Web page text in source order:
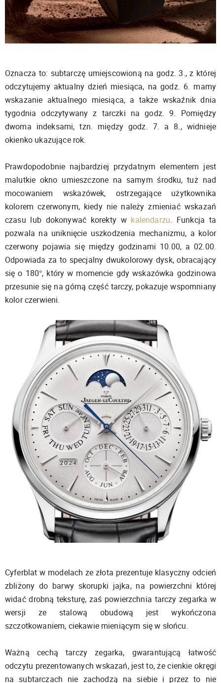
Oznacza to: subtarczę umiejscowioną na godz. 3., z której
odczytujemy aktualny dzień miesiąca, na godz. 6. mamy
wskazanie aktualnego miesiąca, a także wskaźnik dnia
tygodnia odczytywany z tarczki na godz. 9. Pomiędzy
dwoma indeksami, tzn. między godz. 7. a 8., widnieje
okienko ukazujące rok.
Prawdopodobnie najbardziej przydatnym elementem jest
malutkie okno umieszczone na samym środku, tuż nad
mocowaniem wskazówek, ostrzegające użytkownika
kolorem czerwonym, kiedy nie należy zmieniać wskazań
czasu lub dokonywać korekty w kalendarzu. Funkcja ta
pozwala na uniknięcie uszkodzenia mechanizmu, a kolor
czerwony pojawia się między godzinami 10.00, a 02.00.
Odpowiada za to specjalny dwukolorowy dysk, obracający
się o 180°, który w momencie gdy wskazówka godzinowa
przesunie się na górną część tarczy, pokazuje wspomniany
kolor czerwieni.
Cyferblat w modelach ze złota prezentuje klasyczny odcień
zbliżony do barwy skorupki jajka, na powierzchni której
widać drobną teksturę, zaś powierzchnia tarczy zegarka w
wersji ze stalową obudową jest wykończona
szczotkowaniem, ciekawie mieniącym się w słońcu.
Ważną cechą tarczy zegarka, gwarantującą łatwość
odczytu prezentowanych wskazań, jest to, że cienkie okręgi
na subtarczach nie zachodzą na siebie i przez to nie